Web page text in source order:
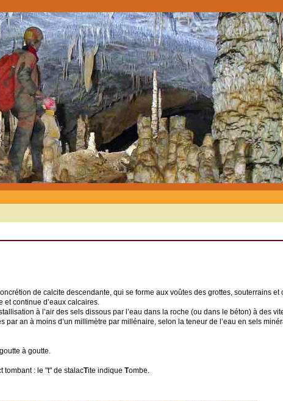
de calcite descendante, qui se forme aux voûtes des grottes, souterrains et
et continue d’eaux calcaires.
à l’air des sels dissous par l’eau dans la roche (ou dans le béton) à des
par an à moins d’un millimètre par millénaire, selon la teneur de l’eau en sels
à goutte.
tombant : le "t" de stalacTite indique Tombe.